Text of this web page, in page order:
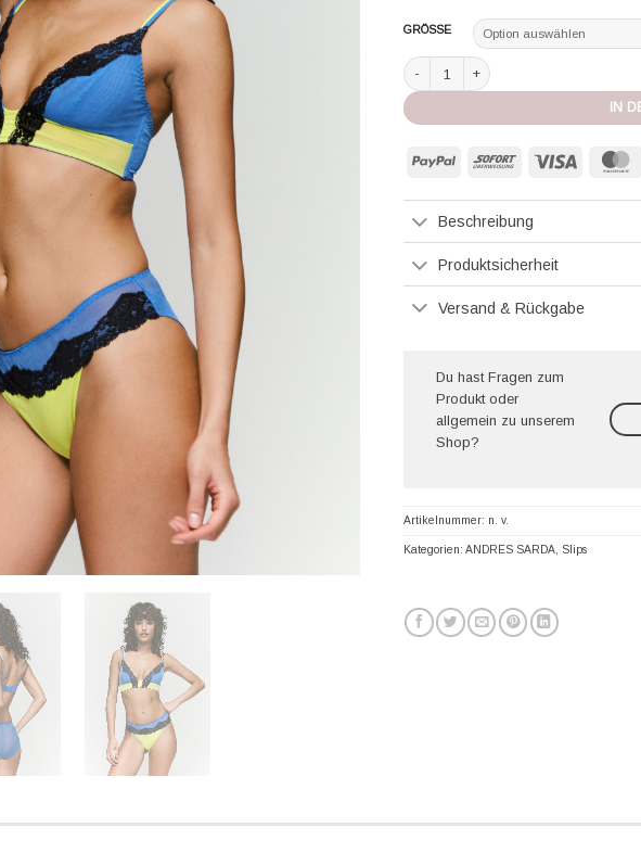
GRÖSSE
Andres Sarda Slip Bremer king blue
IN
PayPal Sofort Visa
Beschreibung
Produktsicherheit
Versand & Rückgabe
Du hast Fragen zum
Produkt oder
allgemein zu unserem
Shop?
Artikelnummer: n. v.
Kategorien: ANDRES SARDA Slips